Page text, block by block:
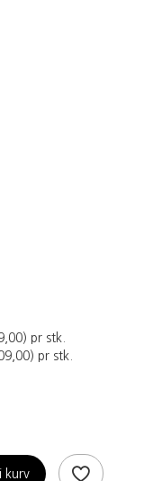
) pr stk.
) pr stk.
kurv